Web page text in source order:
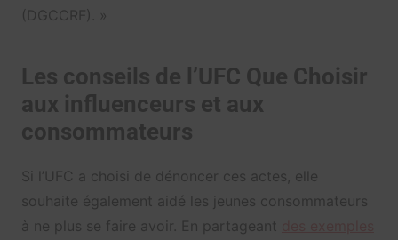
(DGCCRF). »
Les conseils de l’UFC Que Choisir
aux influenceurs et aux
consommateurs
Si l’UFC a choisi de dénoncer ces actes, elle
souhaite également aidé les jeunes consommateurs
à ne plus se faire avoir. En partageant